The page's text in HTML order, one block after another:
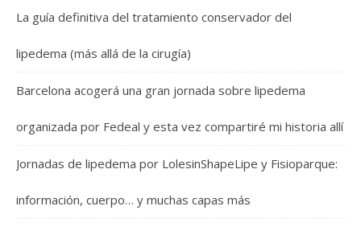
La guía definitiva del tratamiento conservador del
lipedema (más allá de la cirugía)
Barcelona acogerá una gran jornada sobre lipedema
organizada por Fedeal y esta vez compartiré mi historia allí
Jornadas de lipedema por LolesinShapeLipe y Fisioparque:
información, cuerpo… y muchas capas más